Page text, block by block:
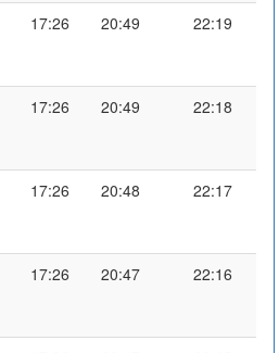
17:26 20:49 22:19
17:26 20:49 22:18
17:26 20:48 22:17
17:26 20:47 22:16